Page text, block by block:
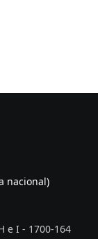
nacional)
e I - 1700-164